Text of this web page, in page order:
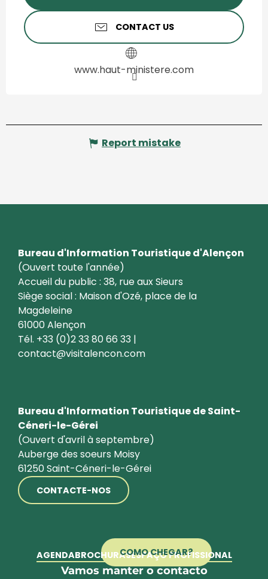
CONTACT US
www.haut-ministere.com
Report mistake
Bureau d'Information Touristique d'Alençon
(Ouvert toute l'année)
Accueil du public : 38, rue aux Sieurs
Siège social : Maison d'Ozé, place de la
Magdeleine
61000 Alençon
Tél. +33 (0)2 33 80 66 33 |
contact@visitalencon.com
Bureau d'Information Touristique de Saint-
Céneri-le-Gérei
(Ouvert d'avril à septembre)
Auberge des soeurs Moisy
61250 Saint-Céneri-le-Gérei
CONTACTE-NOS
COMO CHEGAR?
AGENDABROCHURASESPAÇO PROFISSIONAL
Vamos manter o contacto